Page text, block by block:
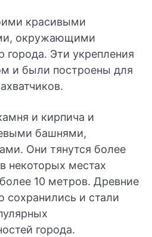
красивыми
окружающими
города. Эти укрепления
и были построены для
и кирпича и
башнями,
Они тянутся более
некоторых местах
10 метров. Древние
сохранились и стали
города.